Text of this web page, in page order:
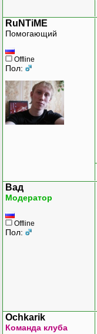
RuNTiME
Помогающий
Offline
Пол:
Вад
Модератор
Offline
Пол:
Ochkarik
Команда клуба